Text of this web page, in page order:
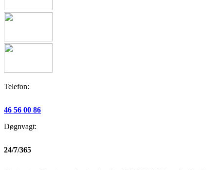
Telefon:
46 56 00 86
Døgnvagt:
24/7/365